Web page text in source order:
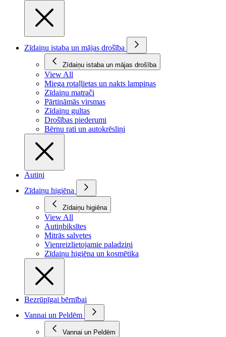
Zīdaiņu istaba un mājas drošība
Zīdaiņu istaba un mājas drošība
View All
Miega rotaļlietas un nakts lampiņas
Zīdaiņu matrači
Pārtināmās virsmas
Zīdaiņu gultas
Drošības piederumi
Bērnu rati un autokrēsliņi
Autiņi
Zīdaiņu higiēna
Zīdaiņu higiēna
View All
Autiņbiksītes
Mitrās salvetes
Vienreizlietojamie paladziņi
Zīdaiņu higiēna un kosmētika
Bezrūpīgai bērnībai
Vannai un Peldēm
Vannai un Peldēm